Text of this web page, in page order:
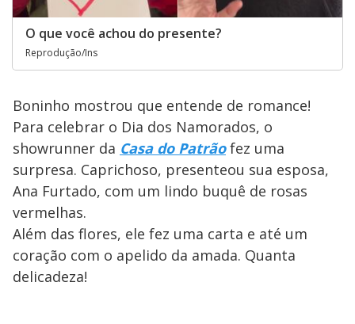
O que você achou do presente?
Reprodução/Ins
Boninho mostrou que entende de romance!
Para celebrar o Dia dos Namorados, o
showrunner da Casa do Patrãofez uma
surpresa. Caprichoso, presenteou sua esposa,
Ana Furtado, com um lindo buquê de rosas
vermelhas.
Além das flores, ele fez uma carta e até um
coração com o apelido da amada. Quanta
delicadeza!